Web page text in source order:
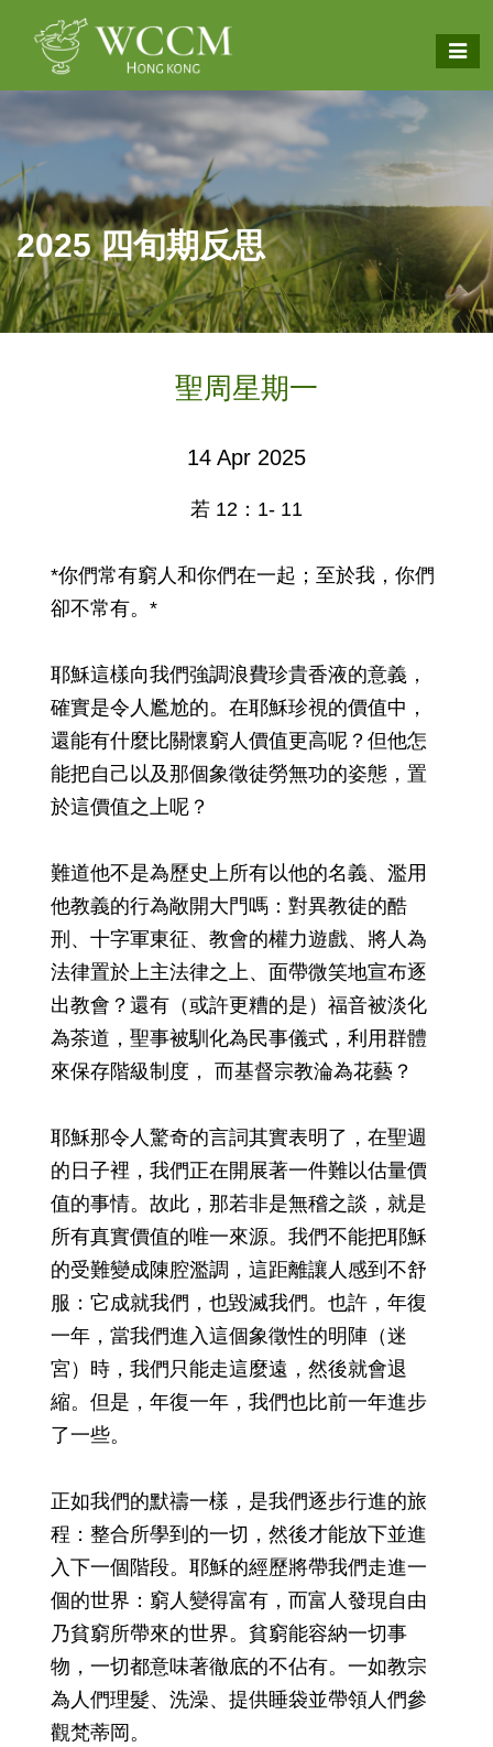
2025 四旬期反思
聖周星期一
14 Apr 2025
若 12：1- 11
*你們常有窮人和你們在一起；至於我，你們
卻不常有。*
耶穌這樣向我們強調浪費珍貴香液的意義，
確實是令人尷尬的。在耶穌珍視的價值中，
還能有什麼比關懷窮人價值更高呢？但他怎
能把自己以及那個象徵徒勞無功的姿態，置
於這價值之上呢？
難道他不是為歷史上所有以他的名義、濫用
他教義的行為敞開大門嗎：對異教徒的酷
刑、十字軍東征、教會的權力遊戲、將人為
法律置於上主法律之上、面帶微笑地宣布逐
出教會？還有（或許更糟的是）福音被淡化
為茶道，聖事被馴化為民事儀式，利用群體
來保存階級制度， 而基督宗教淪為花藝？
耶穌那令人驚奇的言詞其實表明了，在聖週
的日子裡，我們正在開展著一件難以估量價
值的事情。故此，那若非是無稽之談，就是
所有真實價值的唯一來源。我們不能把耶穌
的受難變成陳腔濫調，這距離讓人感到不舒
服：它成就我們，也毀滅我們。也許，年復
一年，當我們進入這個象徵性的明陣（迷
宮）時，我們只能走這麼遠，然後就會退
縮。但是，年復一年，我們也比前一年進步
了一些。
正如我們的默禱一樣，是我們逐步行進的旅
程：整合所學到的一切，然後才能放下並進
入下一個階段。耶穌的經歷將帶我們走進一
個的世界：窮人變得富有，而富人發現自由
乃貧窮所帶來的世界。貧窮能容納一切事
物，一切都意味著徹底的不佔有。一如教宗
為人們理髮、洗澡、提供睡袋並帶領人們參
觀梵蒂岡。